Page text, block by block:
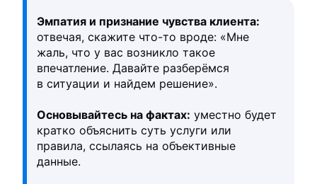
Эмпатия и признание чувства клиента:
отвечая, скажите что-то вроде: «Мне
жаль, что у вас возникло такое
впечатление. Давайте разберёмся
в ситуации и найдем решение».
Основывайтесь на фактах: уместно будет
кратко объяснить суть услуги или
правила, ссылаясь на объективные
данные.